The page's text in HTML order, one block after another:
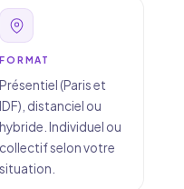
FORMAT
Présentiel (Paris et
IDF), distanciel ou
hybride. Individuel ou
collectif selon votre
situation.